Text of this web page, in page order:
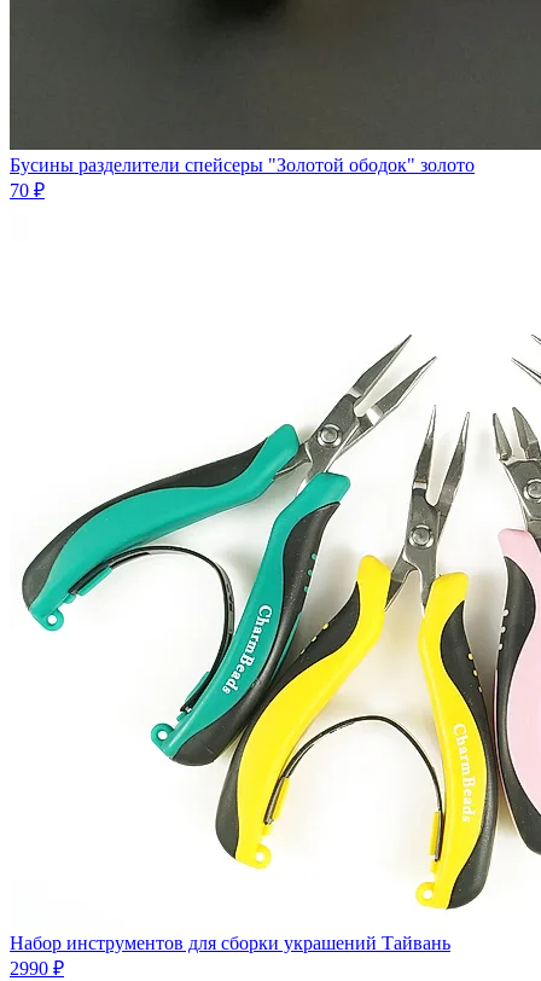
Бусины разделители спейсеры "Золотой ободок" золото
70 ₽
Набор инструментов для сборки украшений Тайвань
2990 ₽